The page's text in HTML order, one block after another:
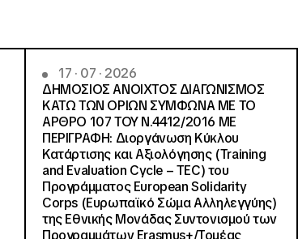
17 · 07 · 2026
ΔΗΜΟΣΙΟΣ ΑΝΟΙΧΤΟΣ ΔΙΑΓΩΝΙΣΜΟΣ
ΚΑΤΩ ΤΩΝ ΟΡΙΩΝ ΣΥΜΦΩΝΑ ΜΕ ΤΟ
ΑΡΘΡΟ 107 ΤΟΥ Ν.4412/2016 ΜΕ
ΠΕΡΙΓΡΑΦΗ: Διοργάνωση Κύκλου
Κατάρτισης και Αξιολόγησης (Training
and Evaluation Cycle – TEC) του
Προγράμματος European Solidarity
Corps (Ευρωπαϊκό Σώμα Αλληλεγγύης)
της Εθνικής Μονάδας Συντονισμού των
Προγραμμάτων Erasmus+/Τομέας